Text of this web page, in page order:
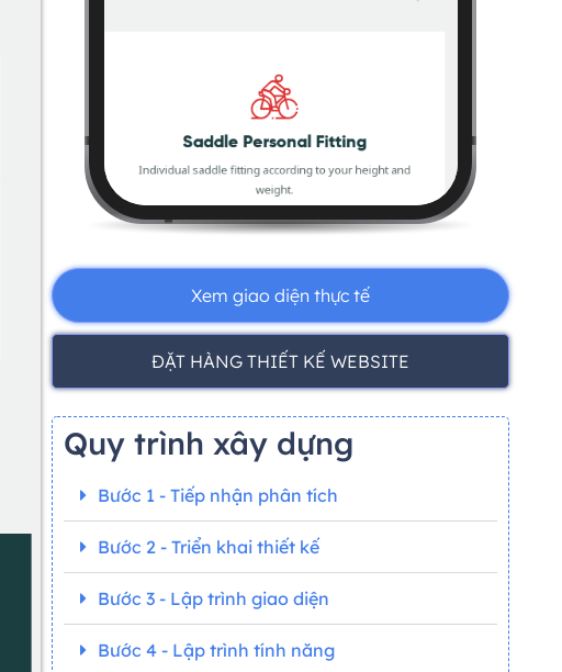
Xem giao diện thực tế
ĐẶT HÀNG THIẾT KẾ WEBSITE
Quy trình xây dựng
Bước 1 - Tiếp nhận phân tích
Bước 2 - Triển khai thiết kế
Bước 3 - Lập trình giao diện
Bước 4 - Lập trình tính năng